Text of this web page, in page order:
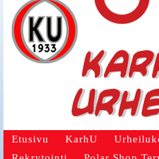
Etusivu KarhU